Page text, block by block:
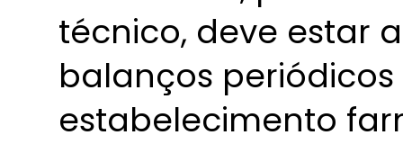
técnico, deve estar
balanços
estabelecimento